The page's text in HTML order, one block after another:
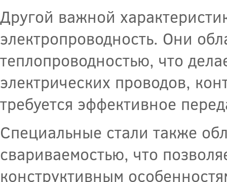
Другой важной
электропроводность. Они
теплопроводностью, что
электрических проводов,
требуется эффективное
Специальные стали также
свариваемостью, что
конструктивным